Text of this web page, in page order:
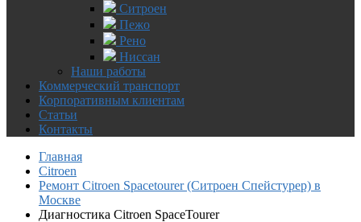
Ситроен
Пежо
Рено
Ниссан
Наши работы
Коммерческий транспорт
Корпоративным клиентам
Статьи
Контакты
Главная
Citroen
Ремонт Citroen Spacetourer (Ситроен Спейстурер) в
Москве
Диагностика Citroen SpaceTourer